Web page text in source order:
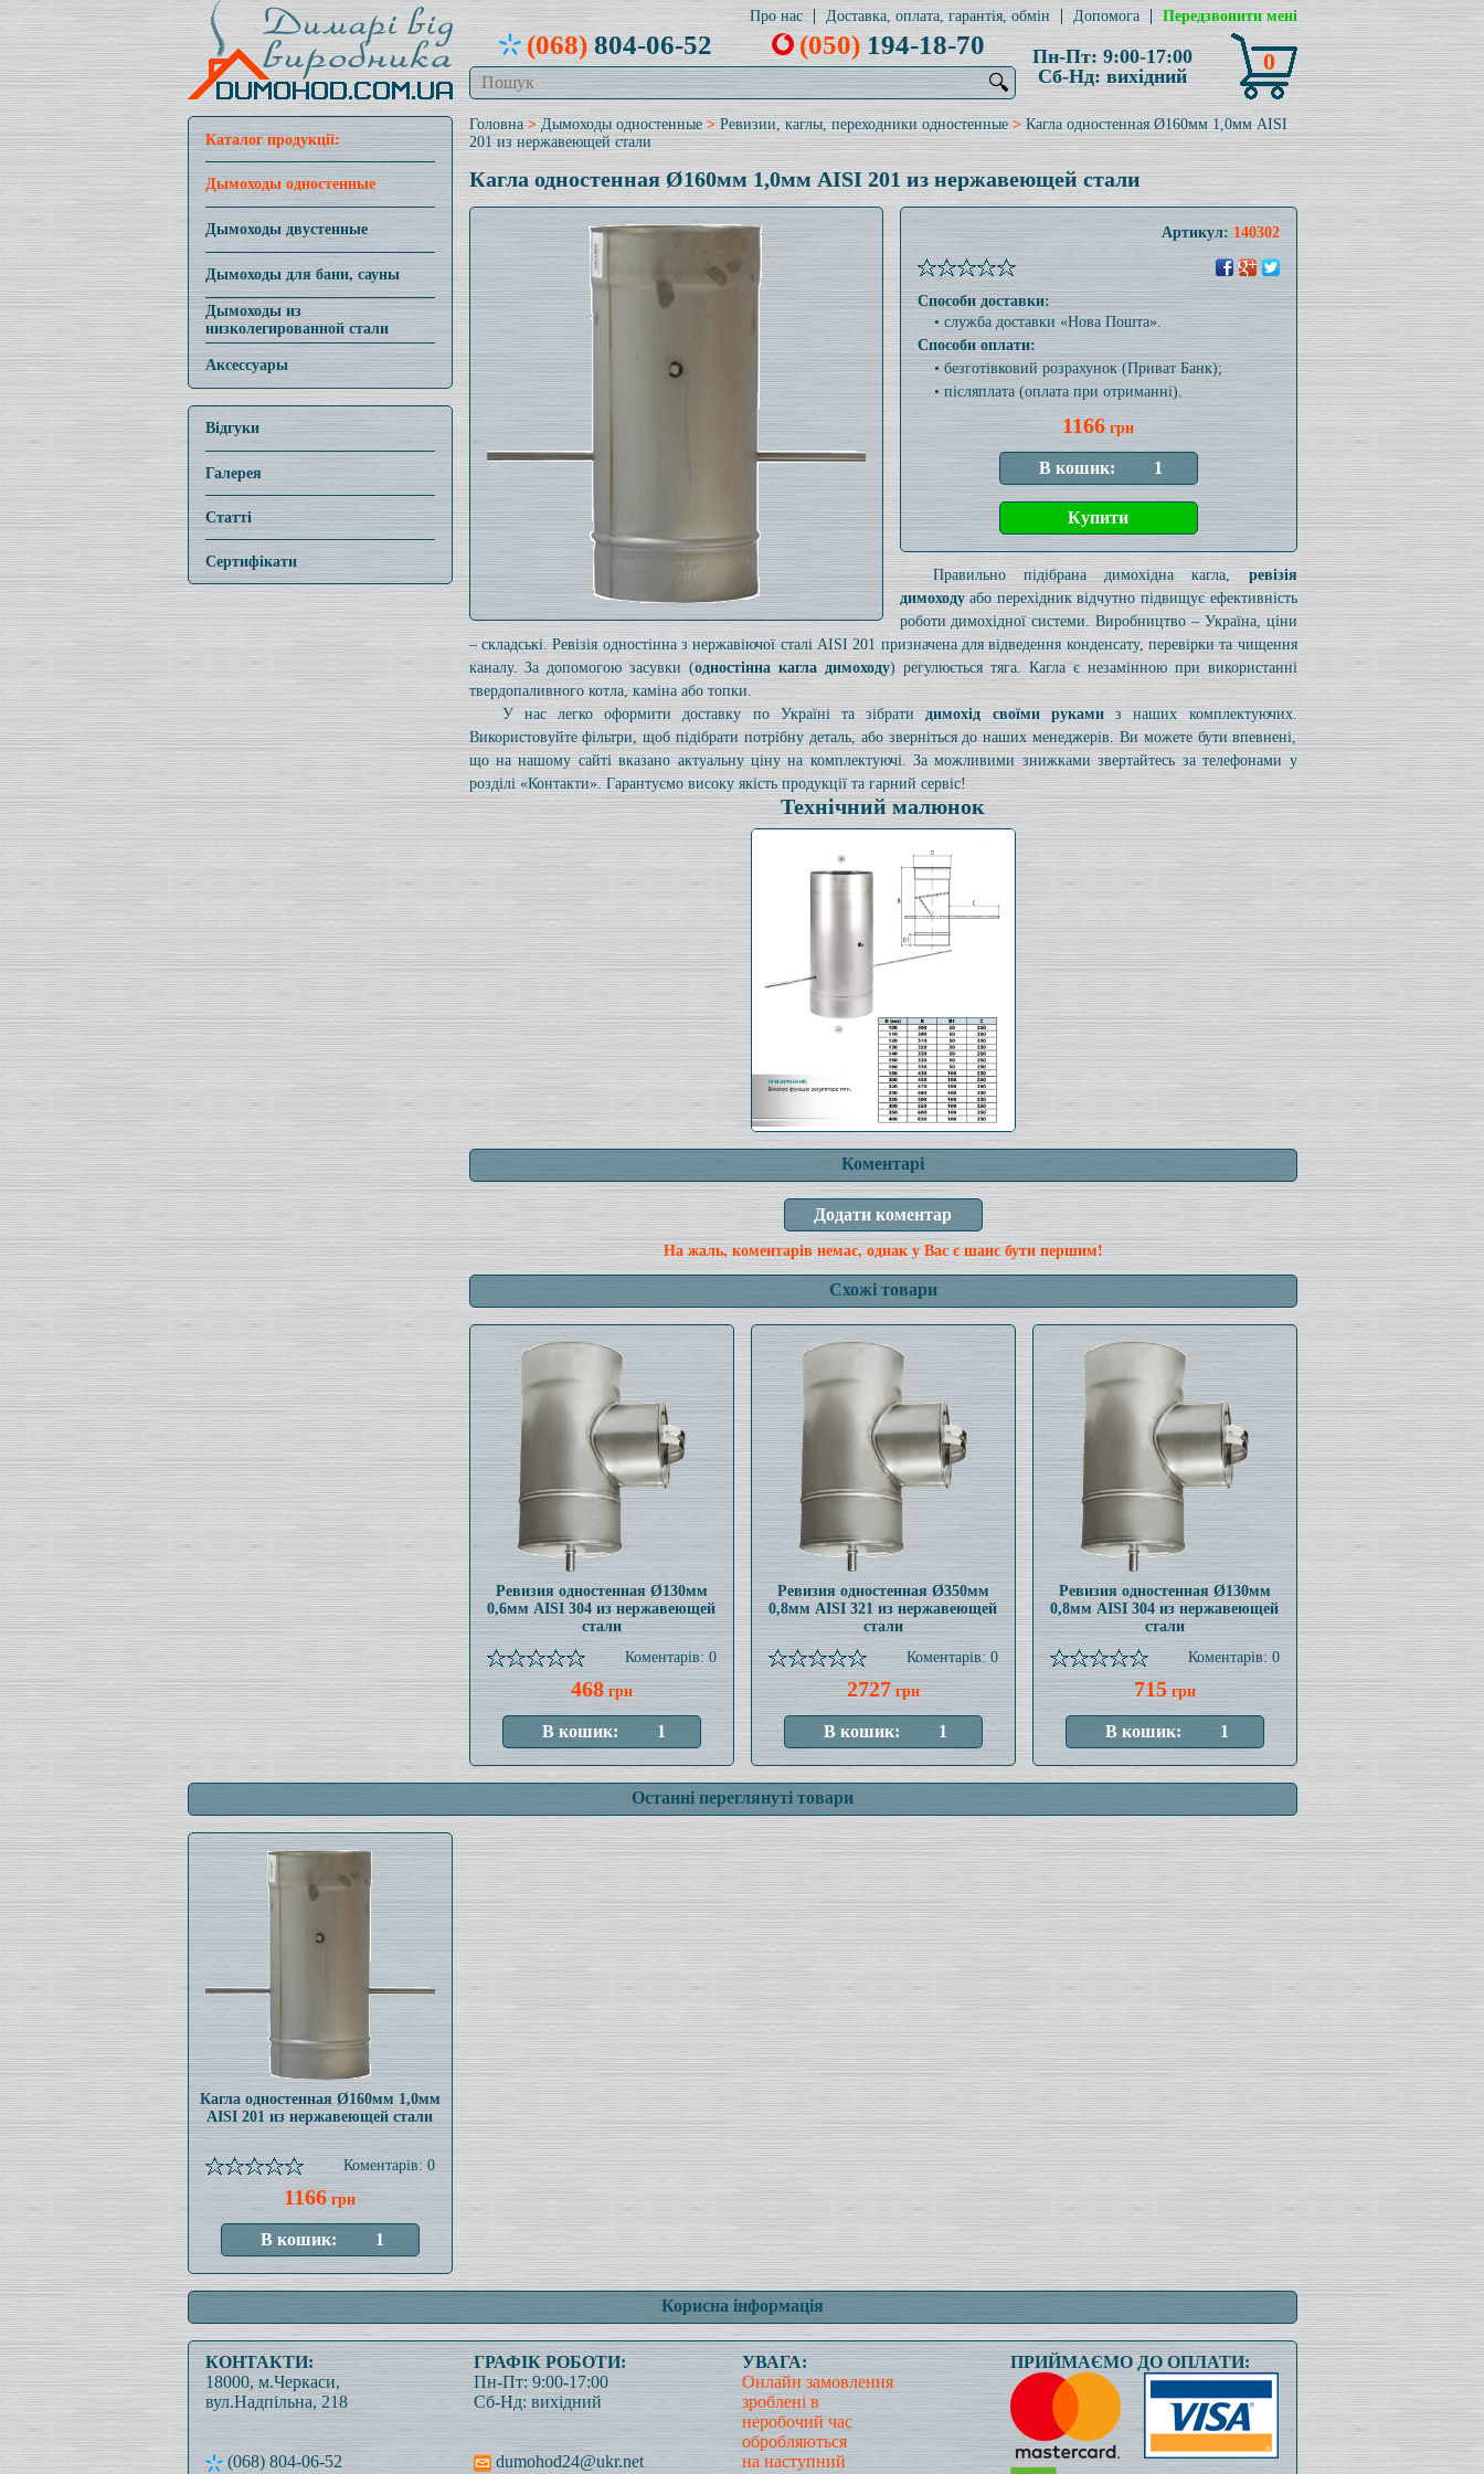
Про нас Доставка, оплата, гарантія, обмін Допомога Передзвонити мені
(068)804-06-52 (050)194-18-70
🔍
Пн-Пт: 9:00-17:00
Сб-Нд: вихідний
0
Каталог продукції:
Дымоходы одностенные
Дымоходы двустенные
Дымоходы для бани, сауны
Дымоходы из
низколегированной стали
Аксессуары
Відгуки
Галерея
Статті
Сертифікати
Головна> Дымоходы одностенные> Ревизии, каглы, переходники одностенные> Кагла одностенная Ø160мм 1,0мм AISI
201 из нержавеющей стали
Кагла одностенная Ø160мм 1,0мм AISI 201 из нержавеющей стали
Артикул:140302
Способи доставки:
• служба доставки «Нова Пошта».
Способи оплати:
• безготівковий розрахунок (Приват Банк);
• післяплата (оплата при отриманні).
1166 грн
Правильно підібрана димохідна кагла, ревізія
димоходуабо перехідник відчутно підвищує ефективність
роботи димохідної системи. Виробництво – Україна, ціни
– складські. Ревізія одностінна з нержавіючої сталі AISI 201 призначена для відведення конденсату, перевірки та чищення
каналу. За допомогою засувки (одностінна кагла димоходу) регулюється тяга. Кагла є незамінною при використанні
твердопаливного котла, каміна або топки.
У нас легко оформити доставку по Україні та зібратидимохід своїми рукамиз наших комплектуючих.
Використовуйте фільтри, щоб підібрати потрібну деталь, або зверніться до наших менеджерів. Ви можете бути впевнені,
що на нашому сайті вказано актуальну ціну на комплектуючі. За можливими знижками звертайтесь за телефонами у
розділі «Контакти». Гарантуємо високу якість продукції та гарний сервіс!
Технічний малюнок
Коментарі
На жаль, коментарів немає, однак у Вас є шанс бути першим!
Схожі товари
Ревизия одностенная Ø130мм
0,6мм AISI 304 из нержавеющей
стали
Коментарів: 0
468грн
Ревизия одностенная Ø350мм
0,8мм AISI 321 из нержавеющей
стали
Коментарів: 0
2727грн
Ревизия одностенная Ø130мм
0,8мм AISI 304 из нержавеющей
стали
Коментарів: 0
715грн
Останні переглянуті товари
Кагла одностенная Ø160мм 1,0мм
AISI 201 из нержавеющей стали
Коментарів: 0
1166 грн
Корисна інформація
КОНТАКТИ:
18000, м.Черкаси,
вул.Надпільна, 218
(068) 804-06-52
ГРАФІК РОБОТИ:
Пн-Пт: 9:00-17:00
Сб-Нд: вихідний
dumohod24@ukr.net
УВАГА:
Онлайн замовлення
зроблені в
неробочий час
обробляються
на наступний
ПРИЙМАЄМО ДО ОПЛАТИ: